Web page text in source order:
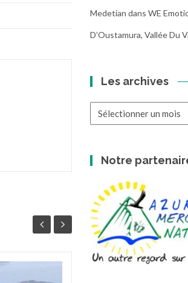
Medetian dans WE
D’Oustamura, Vallée Du
Les archives
Notre